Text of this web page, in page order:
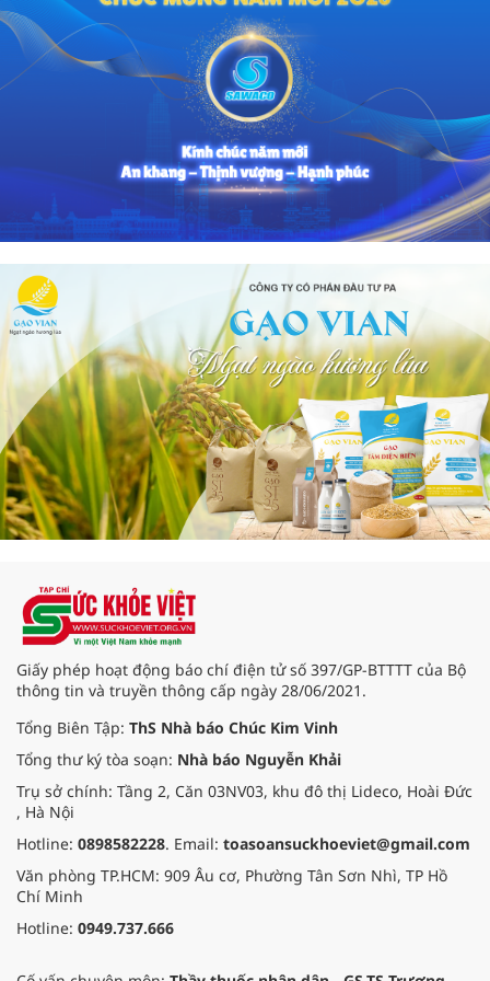
Giấy phép hoạt động báo chí điện tử số 397/GP-BTTTT của Bộ
thông tin và truyền thông cấp ngày 28/06/2021.
Tổng Biên Tập: ThS Nhà báo Chúc Kim Vinh
Tổng thư ký tòa soạn: Nhà báo Nguyễn Khải
Trụ sở chính: Tầng 2, Căn 03NV03, khu đô thị Lideco, Hoài Đức
, Hà Nội
Hotline: 0898582228. Email: toasoansuckhoeviet@gmail.com
Văn phòng TP.HCM: 909 Âu cơ, Phường Tân Sơn Nhì, TP Hồ
Chí Minh
Hotline: 0949.737.666